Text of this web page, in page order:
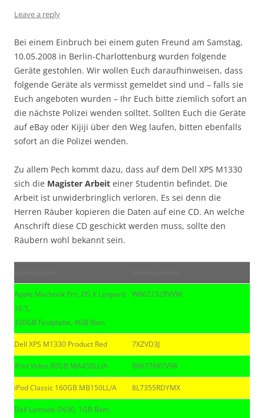
Leave a reply
Bei einem Einbruch bei einem guten Freund am Samstag,
10.05.2008 in Berlin-Charlottenburg wurden folgende
Geräte gestohlen. Wir wollen Euch daraufhinweisen, dass
folgende Geräte als vermisst gemeldet sind und – falls sie
Euch angeboten wurden – Ihr Euch bitte ziemlich sofort an
die nächste Polizei wenden solltet. Sollten Euch die Geräte
auf eBay oder Kijiji über den Weg laufen, bitten ebenfalls
sofort an die Polizei wenden.
Zu allem Pech kommt dazu, dass auf dem Dell XPS M1330
sich die Magister Arbeit einer Studentin befindet. Die
Arbeit ist unwiderbringlich verloren. Es sei denn die
Herren Räuber kopieren die Daten auf eine CD. An welche
Anschrift diese CD geschickt werden muss, sollte den
Räubern wohl bekannt sein.
Apple Macbook Pro, OS X Leopard
10.5,
320GB Festplatte, 4GB Ram
W862152RVVW
Dell XPS M1330 Product Red 7XZVD3J
iPod Video 80GB MA450LL/A 8K6378R7V9R
iPod Classic 160GB MB150LL/A 8L7355RDYMX
Dell Latitude D630, 1GB Ram,